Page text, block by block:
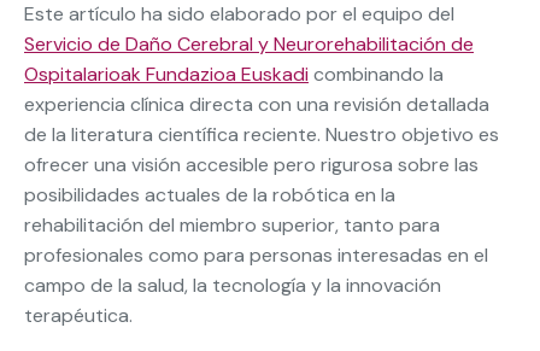
Este artículo ha sido elaborado por el equipo del
Servicio de Daño Cerebral y Neurorehabilitación de
Ospitalarioak Fundazioa Euskadi combinando la
experiencia clínica directa con una revisión detallada
de la literatura científica reciente. Nuestro objetivo es
ofrecer una visión accesible pero rigurosa sobre las
posibilidades actuales de la robótica en la
rehabilitación del miembro superior, tanto para
profesionales como para personas interesadas en el
campo de la salud, la tecnología y la innovación
terapéutica.